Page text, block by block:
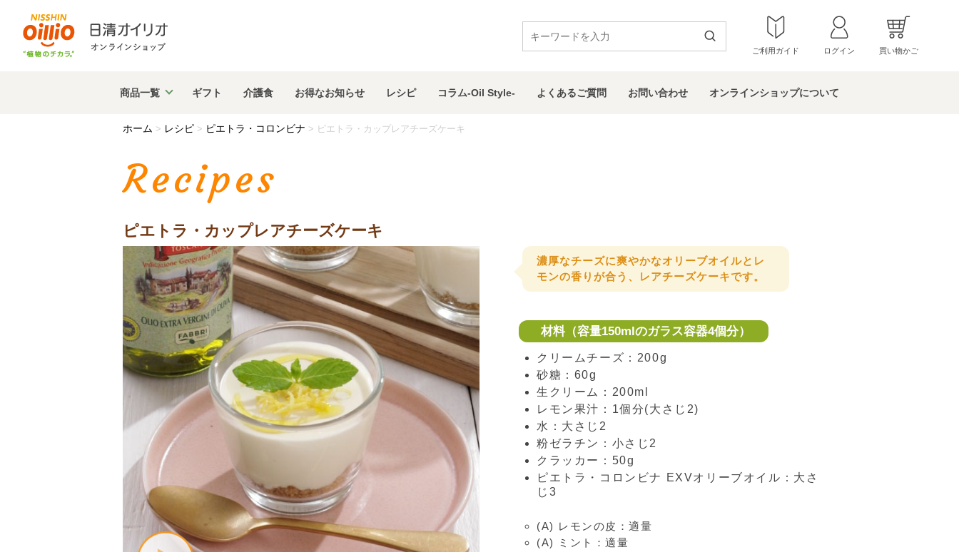
ご利用ガイド ログイン 買い物かご
商品一覧 ギフト 介護食 お得なお知らせ レシピ コラム-Oil Style- よくあるご質問 お問い合わせ オンラインショップについて
ホーム > レシピ > ピエトラ・コロンビナ > ピエトラ・カップレアチーズケーキ
Recipes
ピエトラ・カップレアチーズケーキ
濃厚なチーズに爽やかなオリーブオイルとレ
モンの香りが合う、レアチーズケーキです。
材料（容量150mlのガラス容器4個分）
クリームチーズ：200g
砂糖：60g
生クリーム：200ml
レモン果汁：1個分(大さじ2)
水：大さじ2
粉ゼラチン：小さじ2
クラッカー：50g
ピエトラ・コロンビナ EXVオリーブオイル：大さ
じ3
(A) レモンの皮：適量
(A) ミント：適量